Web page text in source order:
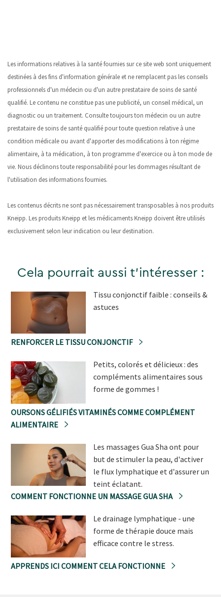
Les informations relatives à la santé fournies sur ce site web sont uniquement
destinées à des fins d'information générale et ne remplacent pas les conseils
professionnels d'un médecin ou d'un autre prestataire de soins de santé
qualifié. Le contenu ne constitue pas une publicité, un conseil médical, un
diagnostic ou un traitement. Consulte toujours ton médecin ou un autre
prestataire de soins de santé qualifié pour toute question relative à une
condition médicale ou avant d'apporter des modifications à ton régime
alimentaire, à ta médication, à ton programme d'exercice ou à ton mode de
vie. Nous déclinons toute responsabilité pour les dommages résultant de
l'utilisation des informations fournies.
Les contenus décrits ne sont pas nécessairement transposables à nos produits
Kneipp. Les produits Kneipp et les médicaments Kneipp doivent être utilisés
exclusivement selon leur indication ou leur destination.
Cela pourrait aussi t'intéresser :
Tissu conjonctif faible : conseils &
astuces
RENFORCER LE TISSU CONJONCTIF
Petits, colorés et délicieux : des
compléments alimentaires sous
forme de gommes !
OURSONS GÉLIFIÉS VITAMINÉS COMME COMPLÉMENT
ALIMENTAIRE
Les massages Gua Sha ont pour
but de stimuler la peau, d'activer
le flux lymphatique et d'assurer un
teint éclatant.
COMMENT FONCTIONNE UN MASSAGE GUA SHA
Le drainage lymphatique - une
forme de thérapie douce mais
efficace contre le stress.
APPRENDS ICI COMMENT CELA FONCTIONNE